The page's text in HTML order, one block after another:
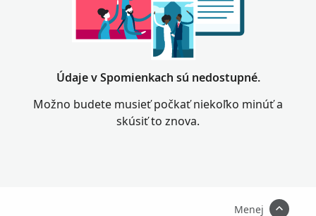
Údaje v Spomienkach sú nedostupné.
Možno budete musieť počkať niekoľko minúť a
skúsiť to znova.
Menej